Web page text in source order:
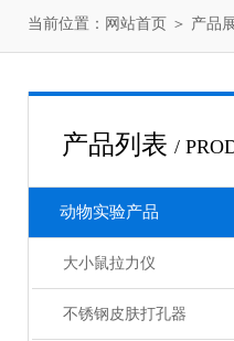
当前位置： 网站首页 ＞ 产品
产品列表 /
动物实验产品
大小鼠拉力仪
不锈钢皮肤打孔器